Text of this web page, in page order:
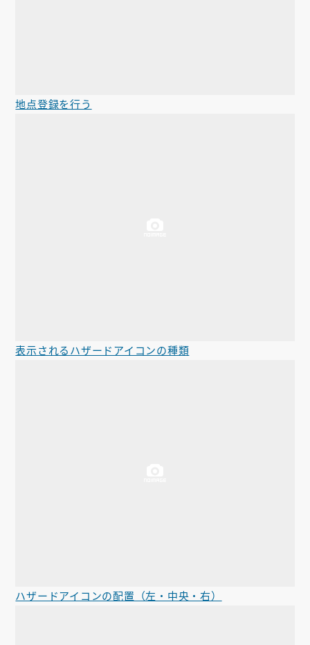
地点登録を行う
表示されるハザードアイコンの種類
ハザードアイコンの配置（左・中央・右）